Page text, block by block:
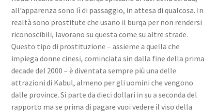
all’apparenza sono lì di passaggio, in attesa di qualcosa. In
realtà sono prostitute che usano il burqa per non rendersi
riconoscibili, lavorano su questa come su altre strade.
Questo tipo di prostituzione – assieme a quella che
impiega donne cinesi, cominciata sin dalla fine della prima
decade del 2000 – è diventata sempre più una delle
attrazioni di Kabul, almeno per gli uomini che vengono
dalle province. Si parte da dieci dollari in su a seconda del
rapporto ma se prima di pagare vuoi vedere il viso della